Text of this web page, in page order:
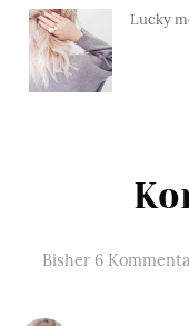
Lucky
Bisher 6